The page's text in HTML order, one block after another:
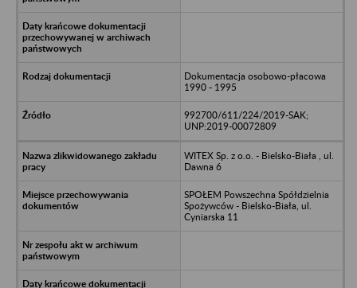
Dokumentacja osobowo-płacowa
1990 - 1995
992700/611/224/2019-SAK;
UNP:2019-00072809
WITEX Sp. z o.o. - Bielsko-Biała , ul.
Dawna 6
SPOŁEM Powszechna Spółdzielnia
Spożywców - Bielsko-Biała, ul.
Cyniarska 11